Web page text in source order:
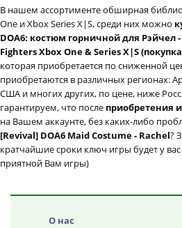
В нашем ассортименте обширная
One и Xbox Series X|S, среди них можно
DOA6: костюм горничной для Рэйчел -
Fighters Xbox One & Series X|S
которая приобретается по сниженной
приобретаются в различных регионах:
США и многих других, по цене, ниже
гарантируем, что после приобретения
на Вашем аккаунте, без каких-либо
[Revival] DOA6 Maid Costume - Rachel?
кратчайшие сроки ключ игры будет у
приятной Вам игры)
О нас